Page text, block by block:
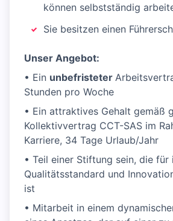
können selbstständig
Sie besitzen einen
Unser Angebot:
• Ein unbefristeter
Stunden pro Woche
• Ein attraktives Gehalt gemäß
Kollektivvertrag CCT-SAS im
Karriere, 34 Tage Urlaub/Jahr
• Teil einer Stiftung sein, die für
Qualitätsstandard und
ist
• Mitarbeit in einem